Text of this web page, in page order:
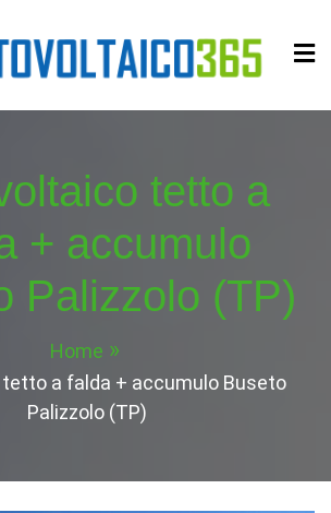
Zero Autofinanziato
tetto a
+ accumulo
Palizzolo (TP)
Home
a falda + accumulo Buseto
Palizzolo (TP)